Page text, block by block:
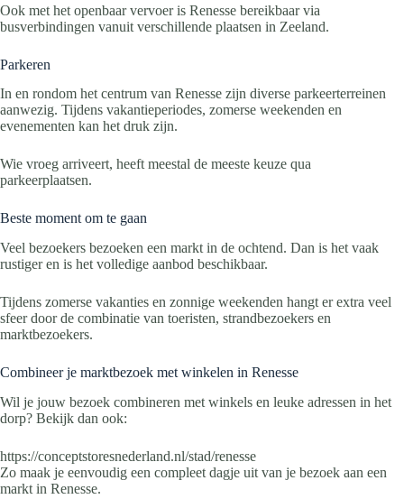
Ook met het openbaar vervoer is Renesse bereikbaar via
busverbindingen vanuit verschillende plaatsen in Zeeland.
Parkeren
In en rondom het centrum van Renesse zijn diverse parkeerterreinen
aanwezig. Tijdens vakantieperiodes, zomerse weekenden en
evenementen kan het druk zijn.
Wie vroeg arriveert, heeft meestal de meeste keuze qua
parkeerplaatsen.
Beste moment om te gaan
Veel bezoekers bezoeken een markt in de ochtend. Dan is het vaak
rustiger en is het volledige aanbod beschikbaar.
Tijdens zomerse vakanties en zonnige weekenden hangt er extra veel
sfeer door de combinatie van toeristen, strandbezoekers en
marktbezoekers.
Combineer je marktbezoek met winkelen in Renesse
Wil je jouw bezoek combineren met winkels en leuke adressen in het
dorp? Bekijk dan ook:
https://conceptstoresnederland.nl/stad/renesse
Zo maak je eenvoudig een compleet dagje uit van je bezoek aan een
markt in Renesse.